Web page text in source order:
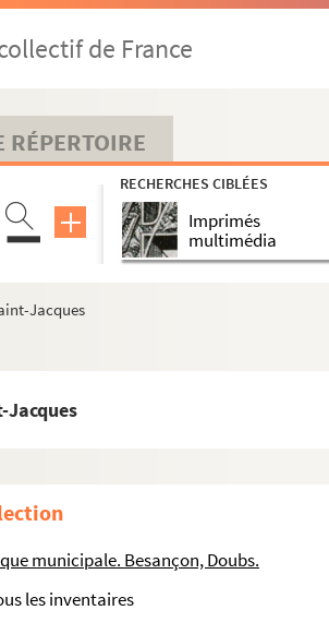
de France
RÉPERTOIRE
RECHERCHES CIBLÉES
Imprimés
multimédia
Jacques
Jacques
municipale. Besançon, Doubs.
les inventaires